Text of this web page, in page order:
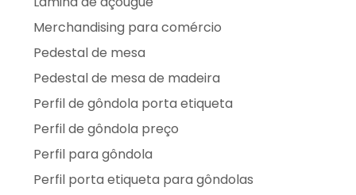
Merchandising para comércio
Pedestal de mesa
Pedestal de mesa de madeira
Perfil de gôndola porta etiqueta
Perfil de gôndola preço
Perfil para gôndola
Perfil porta etiqueta para gôndolas